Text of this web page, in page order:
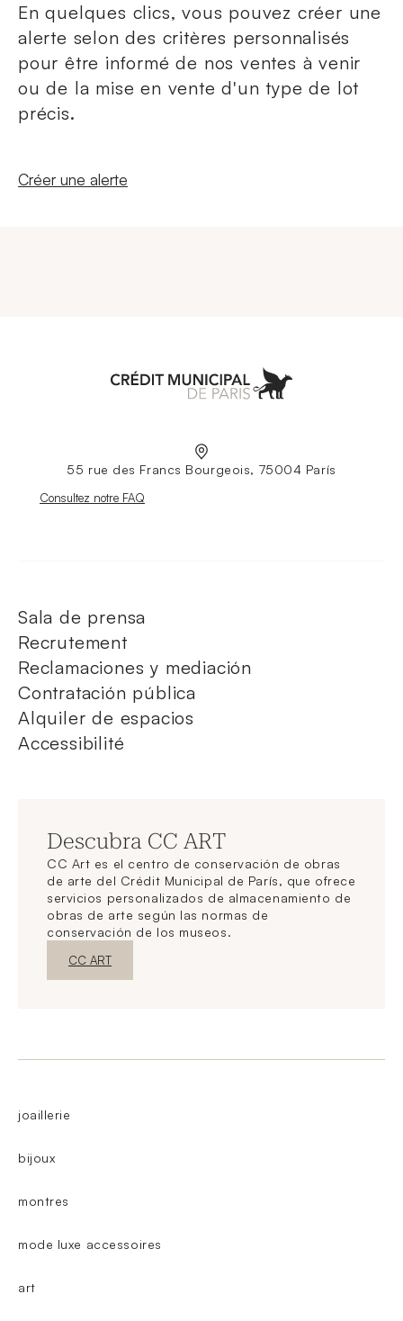
En quelques clics, vous pouvez créer une
alerte selon des critères personnalisés
pour être informé de nos ventes à venir
ou de la mise en vente d'un type de lot
précis.
Nouvelle fenêtre
Créer une alerte
55 rue des Francs Bourgeois, 75004 París
Nouvelle fenêtre
Consultez notre FAQ
Sala de prensa
Recrutement
Reclamaciones y mediación
Contratación pública
Alquiler de espacios
Accessibilité
Descubra CC ART
CC Art es el centro de conservación de obras
de arte del Crédit Municipal de París, que ofrece
servicios personalizados de almacenamiento de
obras de arte según las normas de
conservación de los museos.
Nueva ventanaDescubrir
CC ART
joaillerie
bijoux
montres
mode luxe accessoires
art